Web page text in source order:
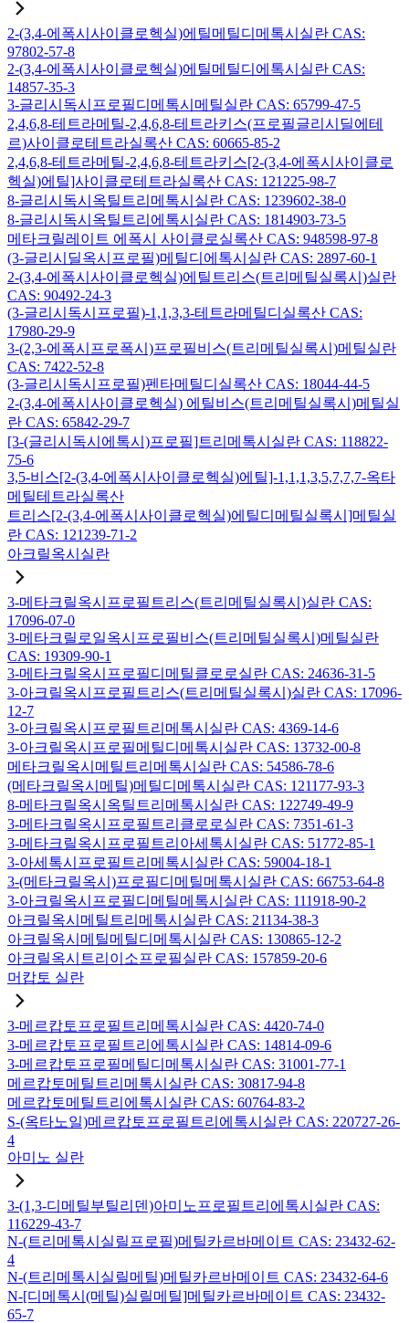
2-(3,4-에폭시사이클로헥실)에틸메틸디메톡시실란 CAS:
97802-57-8
2-(3,4-에폭시사이클로헥실)에틸메틸디에톡시실란 CAS:
14857-35-3
3-글리시독시프로필디메톡시메틸실란 CAS: 65799-47-5
2,4,6,8-테트라메틸-2,4,6,8-테트라키스(프로필글리시딜에테
르)사이클로테트라실록산 CAS: 60665-85-2
2,4,6,8-테트라메틸-2,4,6,8-테트라키스[2-(3,4-에폭시사이클로
헥실)에틸]사이클로테트라실록산 CAS: 121225-98-7
8-글리시독시옥틸트리메톡시실란 CAS: 1239602-38-0
8-글리시독시옥틸트리에톡시실란 CAS: 1814903-73-5
메타크릴레이트 에폭시 사이클로실록산 CAS: 948598-97-8
(3-글리시딜옥시프로필)메틸디에톡시실란 CAS: 2897-60-1
2-(3,4-에폭시사이클로헥실)에틸트리스(트리메틸실록시)실란
CAS: 90492-24-3
(3-글리시독시프로필)-1,1,3,3-테트라메틸디실록산 CAS:
17980-29-9
3-(2,3-에폭시프로폭시)프로필비스(트리메틸실록시)메틸실란
CAS: 7422-52-8
(3-글리시독시프로필)펜타메틸디실록산 CAS: 18044-44-5
2-(3,4-에폭시사이클로헥실) 에틸비스(트리메틸실록시)메틸실
란 CAS: 65842-29-7
[3-(글리시독시에톡시)프로필]트리메톡시실란 CAS: 118822-
75-6
3,5-비스[2-(3,4-에폭시사이클로헥실)에틸]-1,1,1,3,5,7,7,7-옥타
메틸테트라실록산
트리스[2-(3,4-에폭시사이클로헥실)에틸디메틸실록시]메틸실
란 CAS: 121239-71-2
아크릴옥시실란
3-메타크릴옥시프로필트리스(트리메틸실록시)실란 CAS:
17096-07-0
3-메타크릴로일옥시프로필비스(트리메틸실록시)메틸실란
CAS: 19309-90-1
3-메타크릴옥시프로필디메틸클로로실란 CAS: 24636-31-5
3-아크릴옥시프로필트리스(트리메틸실록시)실란 CAS: 17096-
12-7
3-아크릴옥시프로필트리메톡시실란 CAS: 4369-14-6
3-아크릴옥시프로필메틸디메톡시실란 CAS: 13732-00-8
메타크릴옥시메틸트리메톡시실란 CAS: 54586-78-6
(메타크릴옥시메틸)메틸디메톡시실란 CAS: 121177-93-3
8-메타크릴옥시옥틸트리메톡시실란 CAS: 122749-49-9
3-메타크릴옥시프로필트리클로로실란 CAS: 7351-61-3
3-메타크릴옥시프로필트리아세톡시실란 CAS: 51772-85-1
3-아세톡시프로필트리메톡시실란 CAS: 59004-18-1
3-(메타크릴옥시)프로필디메틸메톡시실란 CAS: 66753-64-8
3-아크릴옥시프로필디메틸메톡시실란 CAS: 111918-90-2
아크릴옥시메틸트리메톡시실란 CAS: 21134-38-3
아크릴옥시메틸메틸디메톡시실란 CAS: 130865-12-2
아크릴옥시트리이소프로필실란 CAS: 157859-20-6
머캅토 실란
3-메르캅토프로필트리메톡시실란 CAS: 4420-74-0
3-메르캅토프로필트리에톡시실란 CAS: 14814-09-6
3-메르캅토프로필메틸디메톡시실란 CAS: 31001-77-1
메르캅토메틸트리메톡시실란 CAS: 30817-94-8
메르캅토메틸트리에톡시실란 CAS: 60764-83-2
S-(옥타노일)메르캅토프로필트리에톡시실란 CAS: 220727-26-
4
아미노 실란
3-(1,3-디메틸부틸리덴)아미노프로필트리에톡시실란 CAS:
116229-43-7
N-(트리메톡시실릴프로필)메틸카르바메이트 CAS: 23432-62-
4
N-(트리메톡시실릴메틸)메틸카르바메이트 CAS: 23432-64-6
N-[디메톡시(메틸)실릴메틸]메틸카르바메이트 CAS: 23432-
65-7